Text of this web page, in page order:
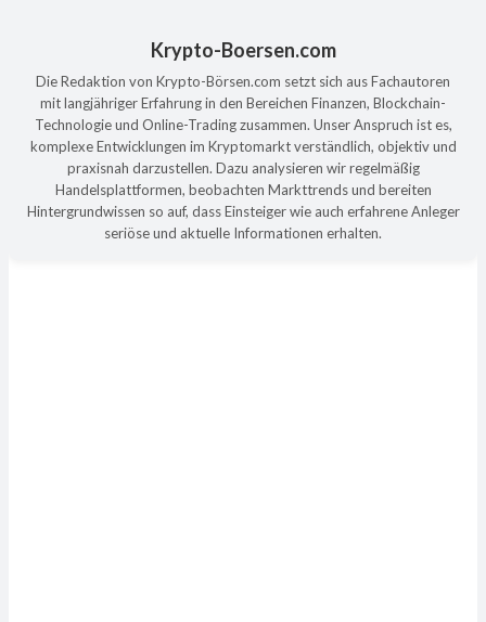
Krypto-Boersen.com
Die Redaktion von Krypto-Börsen.com setzt sich aus Fachautoren
mit langjähriger Erfahrung in den Bereichen Finanzen, Blockchain-
Technologie und Online-Trading zusammen. Unser Anspruch ist es,
komplexe Entwicklungen im Kryptomarkt verständlich, objektiv und
praxisnah darzustellen. Dazu analysieren wir regelmäßig
Handelsplattformen, beobachten Markttrends und bereiten
Hintergrundwissen so auf, dass Einsteiger wie auch erfahrene Anleger
seriöse und aktuelle Informationen erhalten.